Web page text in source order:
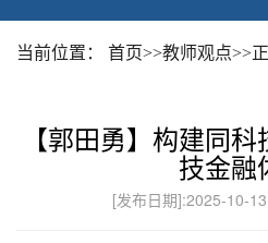
当前位置： 首页>>教师观点>>
【郭田勇】构建同
技金融
[发布日期]:2025-10-